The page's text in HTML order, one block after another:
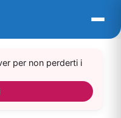
per non perderti i